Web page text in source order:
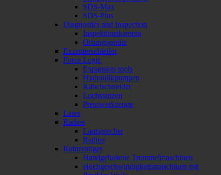
SDS-Max
SDS-Plus
Diagnostics and Inspection
Inspektionskamera
Ortungsgeräte
Exzenterschleifer
Force Logic
Expansion tools
Hydraulikpumpen
Kabelschneider
Lochstanzen
Presswerkzeuge
Laser
Radios
Lautsprecher
Radios
Rohrreiniger
Handgehaltene Trommelmaschinen
Hochgeschwindigkeitsmaschinen mit